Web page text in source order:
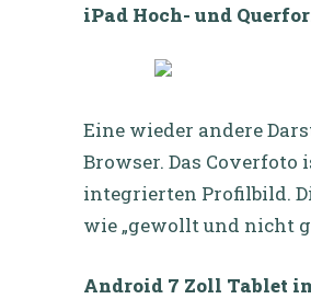
iPad Hoch- und
Eine wieder andere
Browser. Das
integrierten Profilbild.
wie „gewollt und nicht
Android 7 Zoll Tablet